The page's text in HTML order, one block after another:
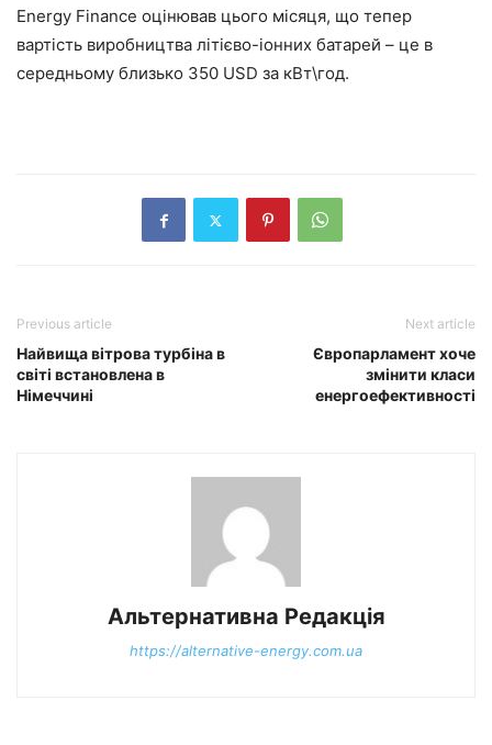
Energy Finance оцінював цього місяця, що тепер
вартість виробництва літієво-іонних батарей – це в
середньому близько 350 USD за кВт\год.
Previous article
Найвища вітрова турбіна в
світі встановлена в
Німеччині
Next article
Європарламент хоче
змінити класи
енергоефективності
Альтернативна Редакція
https://alternative-energy.com.ua